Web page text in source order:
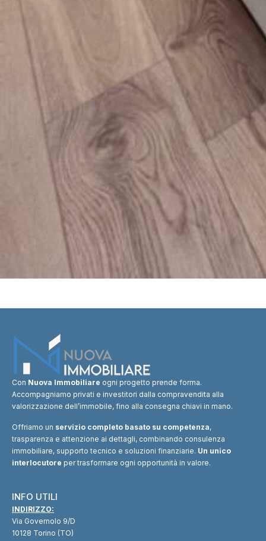
Con Nuova Immobiliare ogni progetto prende forma.
Accompagniamo privati e investitori dalla compravendita alla
valorizzazione dell’immobile, fino alla consegna chiavi in mano.
Offriamo un servizio completo basato su competenza,
trasparenza e attenzione ai dettagli, combinando consulenza
immobiliare, supporto tecnico e soluzioni finanziarie. Un unico
interlocutore per trasformare ogni opportunità in valore.
INFO UTILI
INDIRIZZO:
Via Governolo 9/D
10128 Torino (TO)